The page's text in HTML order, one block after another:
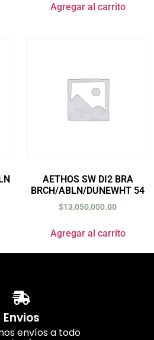
Agregar al carrito
AETHOS SW DI2 BRA
BRCH/ABLN/DUNEWHT 54
$13,050,000.00
Agregar al carrito
Envios
envíos a todo